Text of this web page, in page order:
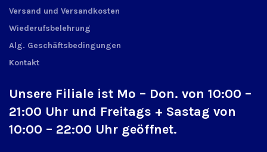
Versand und Versandkosten
Wiederufsbelehrung
Alg. Geschäftsbedingungen
Kontakt
Unsere Filiale ist Mo – Don. von 10:00 –
21:00 Uhr und Freitags + Sastag von
10:00 – 22:00 Uhr geöffnet.